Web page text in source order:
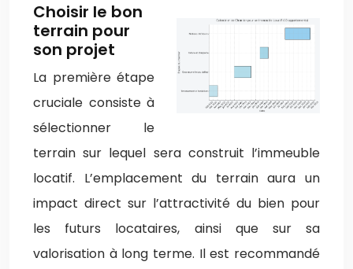
Choisir le bon
terrain pour
son projet
La première étape
cruciale consiste à
sélectionner le
terrain sur lequel sera construit l’immeuble
locatif. L’emplacement du terrain aura un
impact direct sur l’attractivité du bien pour
les futurs locataires, ainsi que sur sa
valorisation à long terme. Il est recommandé